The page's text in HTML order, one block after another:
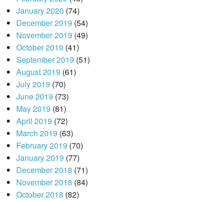
January 2020 (74)
December 2019 (54)
November 2019 (49)
October 2019 (41)
September 2019 (51)
August 2019 (61)
July 2019 (70)
June 2019 (73)
May 2019 (81)
April 2019 (72)
March 2019 (63)
February 2019 (70)
January 2019 (77)
December 2018 (71)
November 2018 (84)
October 2018 (82)